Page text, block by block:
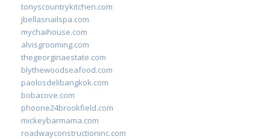
tonyscountrykitchen.com
jbellasnailspa.com
mychaihouse.com
alvisgrooming.com
thegeorginaestate.com
blythewoodseafood.com
paolosdelibangkok.com
bobacove.com
phoone24brookfield.com
mickeybarmama.com
roadwayconstructioninc.com